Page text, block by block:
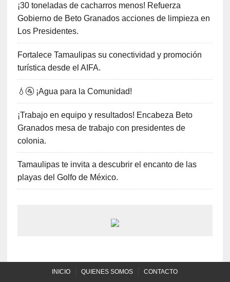
¡30 toneladas de cacharros menos! Refuerza
Gobierno de Beto Granados acciones de limpieza en
Los Presidentes.
Fortalece Tamaulipas su conectividad y promoción
turística desde el AIFA.
💧🚰 ¡Agua para la Comunidad!
¡Trabajo en equipo y resultados! Encabeza Beto
Granados mesa de trabajo con presidentes de
colonia.
Tamaulipas te invita a descubrir el encanto de las
playas del Golfo de México.
INICIO QUIENES SOMOS CONTACTO